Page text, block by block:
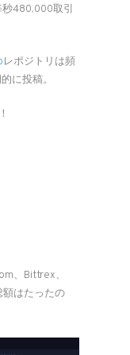
480,000取引
レポジトリは頻
に投稿。
、Bittrex、
額はたったの